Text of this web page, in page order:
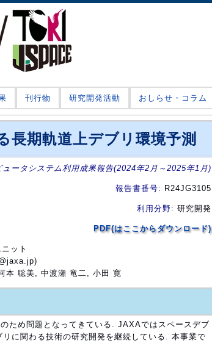
刊行物 研究開発活動 おしらせ・コラム
長期軌道上デブリ環境予測
ータシステム利用成果報告(2024年2月～2025年1月)
報告書番号: R24JG3105
利用分野: 研究開発
PDF(はここからダウンロード)
ット
本 聡美, 中渡瀬 竜二, 小田 寛
ため問題となってきている. JAXAではスペースデブ
に関わる技術の研究開発を継続している. 本事業で